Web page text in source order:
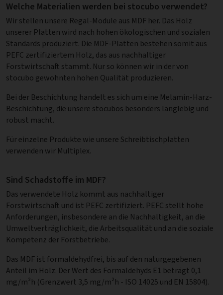
Welche Materialien werden bei stocubo verwendet?
Wir stellen unsere Regal-Module aus MDF her. Das Holz
unserer Platten wird nach hohen ökologischen und sozialen
Standards produziert. Die MDF-Platten bestehen somit aus
PEFC zertifiziertem Holz, das aus nachhaltiger
Forstwirtschaft stammt. Nur so können wir in der von
stocubo gewohnten hohen Qualität produzieren.
Bei der Beschichtung handelt es sich um eine Melamin-Harz-
Beschichtung, die unsere stocubos besonders langlebig und
robust macht.
Für einzelne Produkte wie unsere Schreibtischplatten
verwenden wir Multiplex.
Sind Schadstoffe im MDF?
Das verwendete Holz kommt aus nachhaltiger
Forstwirtschaft und ist PEFC zertifiziert. PEFC stellt hohe
Anforderungen, insbesondere an die Nachhaltigkeit, an die
Umweltverträglichkeit, die Arbeitsqualität und an die soziale
Kompetenz der Forstbetriebe.
Das MDF ist formaldehydfrei, bis auf den naturgegebenen
Anteil im Holz. Der Wert des Formaldehyds E1 beträgt 0,1
mg/m²h (Grenzwert 3,5 mg/m²h - ISO 14025 und EN 15804).